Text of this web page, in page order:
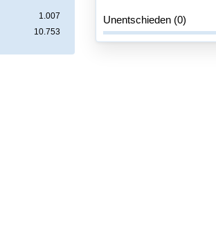
1.007
10.753
Unentschieden (0)